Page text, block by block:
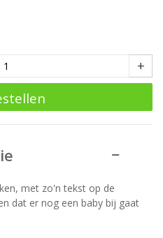
+
met zo'n tekst op de
dat er nog een baby bij gaat